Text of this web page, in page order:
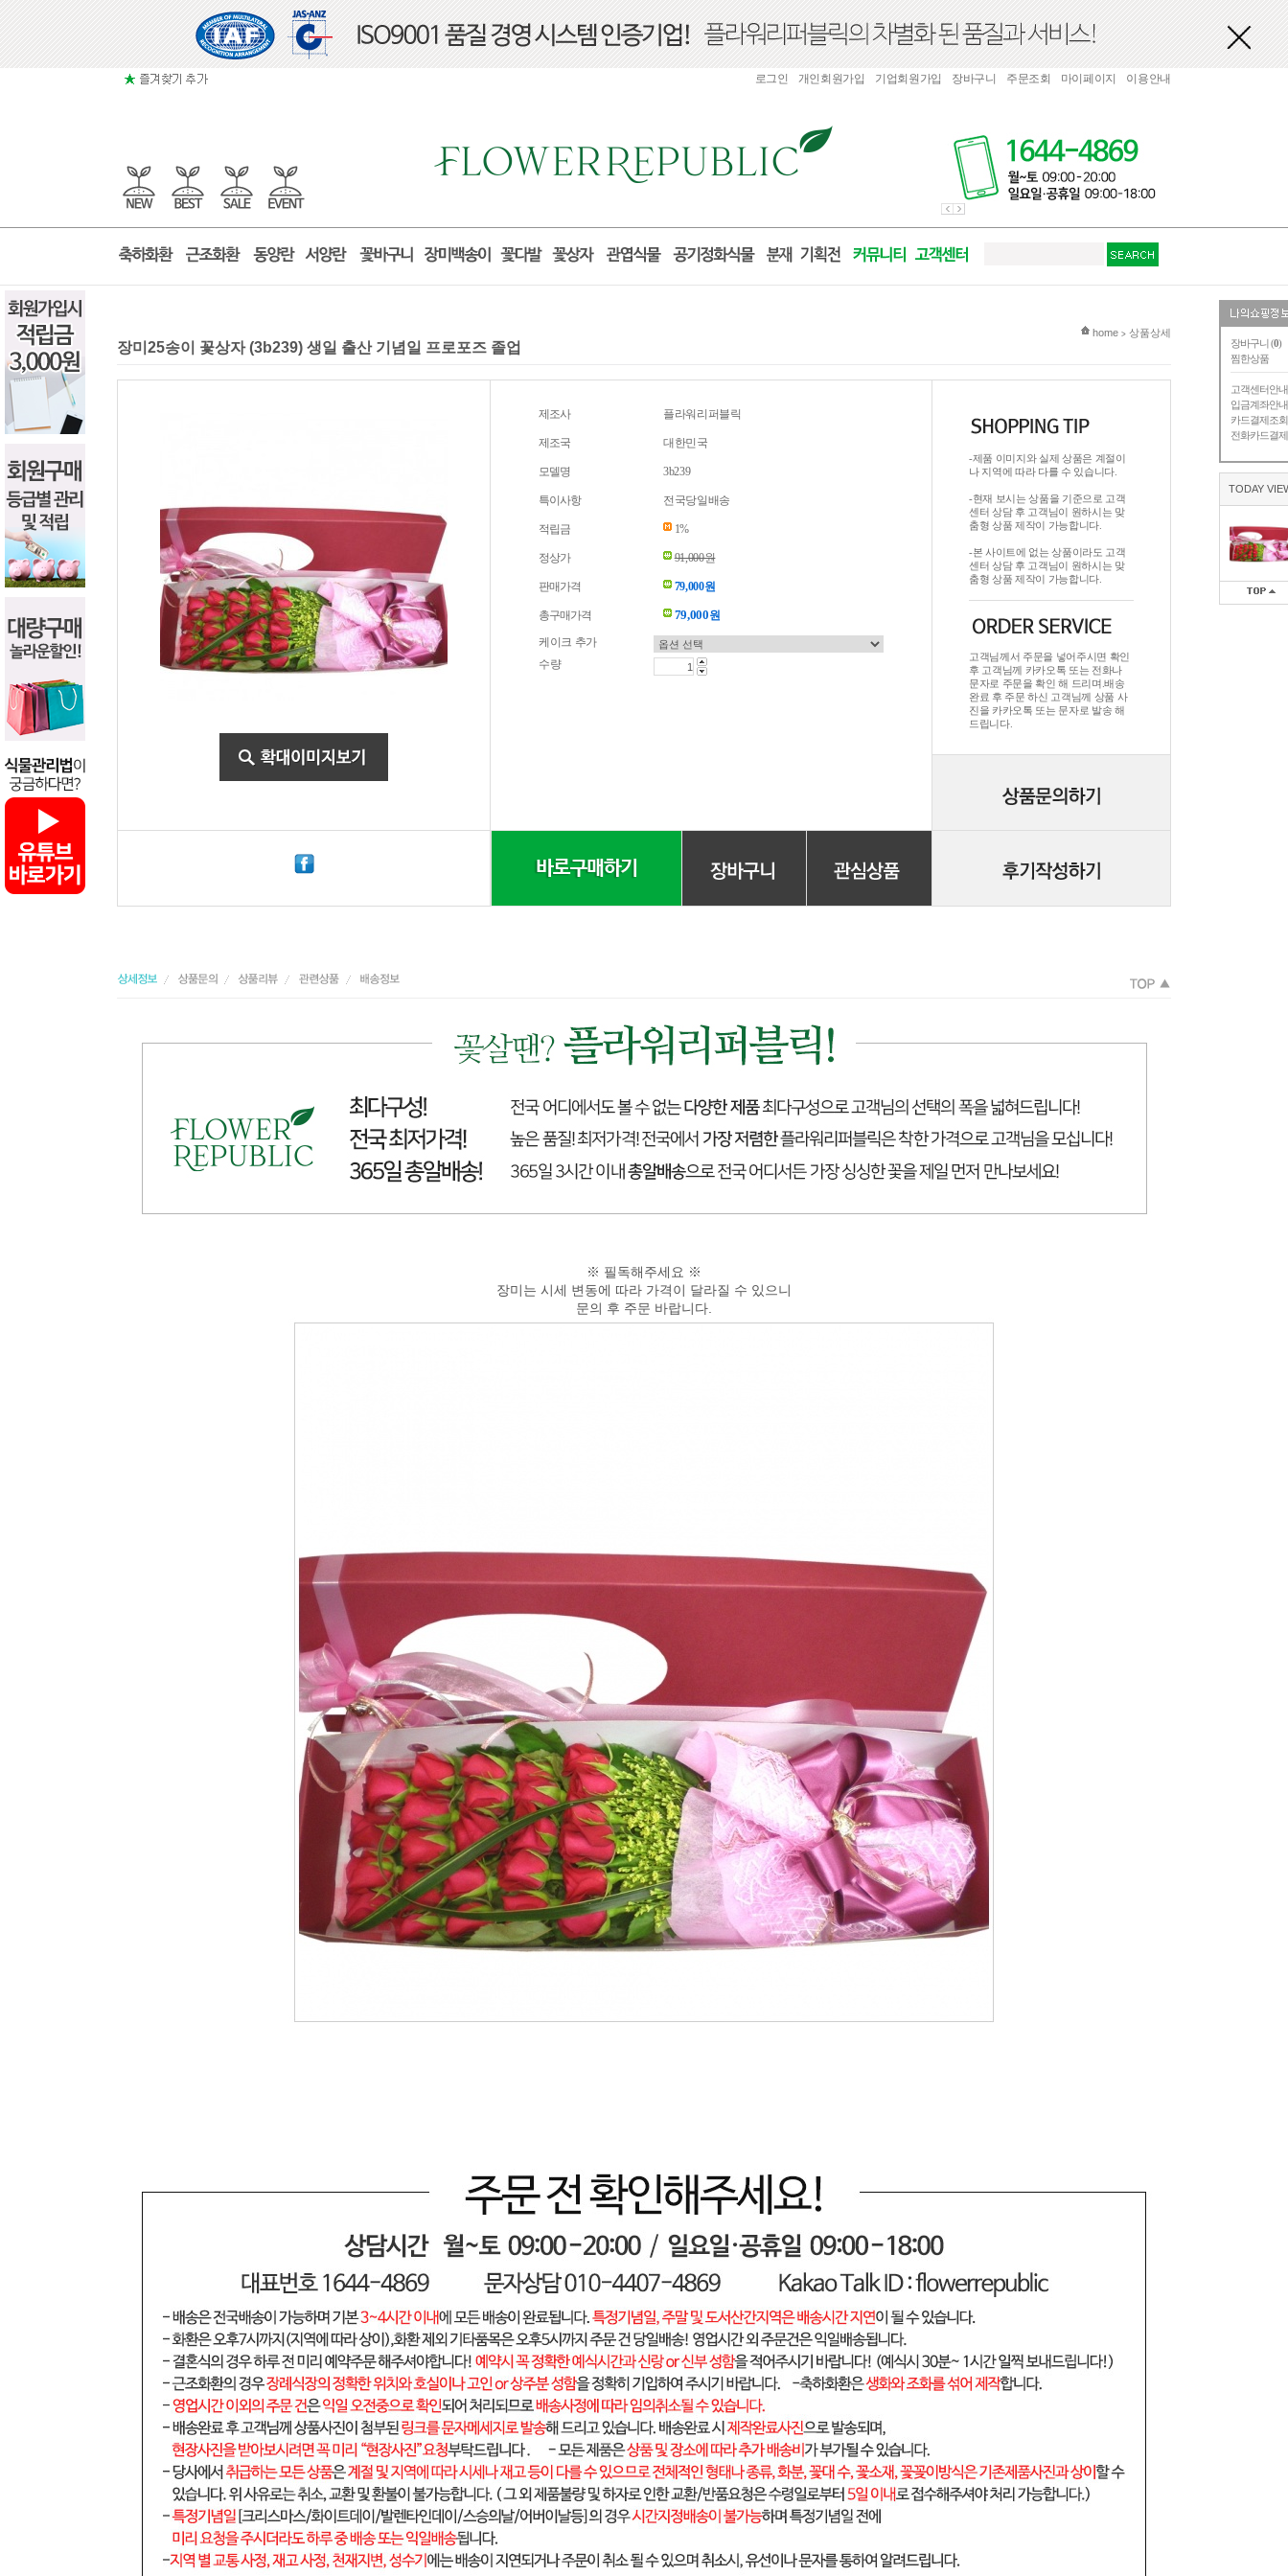
장바구니 (0)
찜한상품
고객센터안내
입금계좌안내
카드결제조회
전화카드결제
TODAY
로그인 개인회원가입 기업회원가입 장바구니 주문조회 마이페이지 이용안내
현재 위치
home > 상품상세
장미25송이 꽃상자 (3b239) 생일 출산 기념일 프로포즈 졸업
제조사 플라워리퍼블릭
제조국 대한민국
모델명 3b239
특이사항 전국당일배송
적립금 1%
정상가 91,000원
판매가격 79,000원
총구매가격 79,000원
케이크 추가
수량
-제품 이미지와 실제 상품은 계절이
나 지역에 따라 다를 수 있습니다.
-현재 보시는 상품을 기준으로 고객
센터 상담 후 고객님이 원하시는 맞
춤형 상품 제작이 가능합니다.
-본 사이트에 없는 상품이라도 고객
센터 상담 후 고객님이 원하시는 맞
춤형 상품 제작이 가능합니다.
고객님께서 주문을 넣어주시면 확인
후 고객님께 카카오톡 또는 전화나
문자로 주문을 확인 해 드리며.배송
완료 후 주문 하신 고객님께 상품 사
진을 카카오톡 또는 문자로 발송 해
드립니다.
※ 필독해주세요 ※
장미는 시세 변동에 따라 가격이 달라질 수 있으니
문의 후 주문 바랍니다.